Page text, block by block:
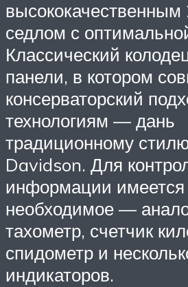
седлом с
Классический
панели, в котором
консерваторский
технологиям — дань
традиционному
Davidson. Для
информации имеется
необходимое —
тахометр, счетчик
спидометр и
индикаторов.